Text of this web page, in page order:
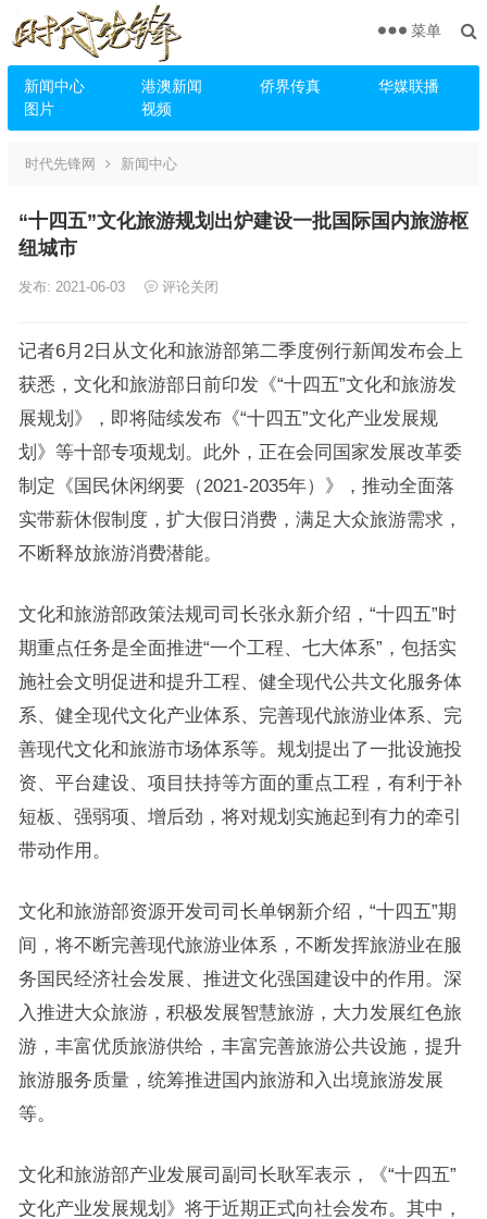
新闻中心 港澳新闻 侨界传真
华媒联播
图片
视频
菜单
时代先锋网 新闻中心
“十四五”文化旅游规划出炉建设一批国际国内旅游枢
纽城市
发布: 2021-06-03 评论关闭
记者6月2日从文化和旅游部第二季度例行新闻发布会上
获悉，文化和旅游部日前印发《“十四五”文化和旅游发
展规划》，即将陆续发布《“十四五”文化产业发展规
划》等十部专项规划。此外，正在会同国家发展改革委
制定《国民休闲纲要（2021-2035年）》，推动全面落
实带薪休假制度，扩大假日消费，满足大众旅游需求，
不断释放旅游消费潜能。
文化和旅游部政策法规司司长张永新介绍，“十四五”时
期重点任务是全面推进“一个工程、七大体系”，包括实
施社会文明促进和提升工程、健全现代公共文化服务体
系、健全现代文化产业体系、完善现代旅游业体系、完
善现代文化和旅游市场体系等。规划提出了一批设施投
资、平台建设、项目扶持等方面的重点工程，有利于补
短板、强弱项、增后劲，将对规划实施起到有力的牵引
带动作用。
文化和旅游部资源开发司司长单钢新介绍，“十四五”期
间，将不断完善现代旅游业体系，不断发挥旅游业在服
务国民经济社会发展、推进文化强国建设中的作用。深
入推进大众旅游，积极发展智慧旅游，大力发展红色旅
游，丰富优质旅游供给，丰富完善旅游公共设施，提升
旅游服务质量，统筹推进国内旅游和入出境旅游发展
等。
文化和旅游部产业发展司副司长耿军表示，《“十四五”
文化产业发展规划》将于近期正式向社会发布。其中，